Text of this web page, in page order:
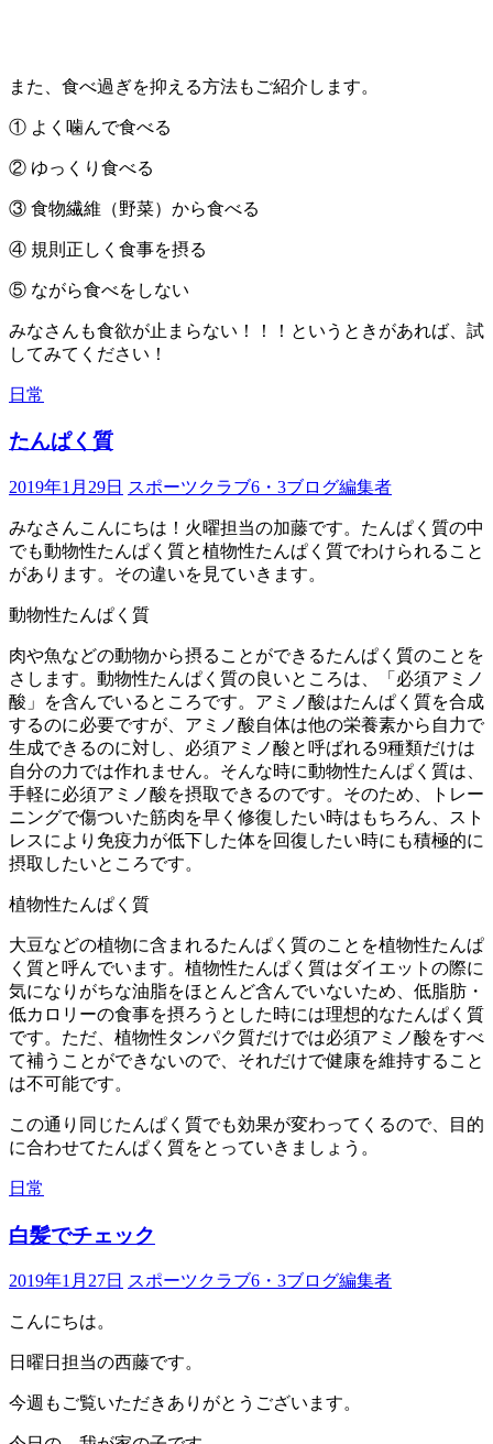
また、食べ過ぎを抑える方法もご紹介します。
① よく噛んで食べる
② ゆっくり食べる
③ 食物繊維（野菜）から食べる
④ 規則正しく食事を摂る
⑤ ながら食べをしない
みなさんも食欲が止まらない！！！というときがあれば、試
してみてください！
日常
たんぱく質
2019年1月29日 スポーツクラブ6・3ブログ編集者
みなさんこんにちは！火曜担当の加藤です。たんぱく質の中
でも動物性たんぱく質と植物性たんぱく質でわけられること
があります。その違いを見ていきます。
動物性たんぱく質
肉や魚などの動物から摂ることができるたんぱく質のことを
さします。動物性たんぱく質の良いところは、「必須アミノ
酸」を含んでいるところです。アミノ酸はたんぱく質を合成
するのに必要ですが、アミノ酸自体は他の栄養素から自力で
生成できるのに対し、必須アミノ酸と呼ばれる9種類だけは
自分の力では作れません。そんな時に動物性たんぱく質は、
手軽に必須アミノ酸を摂取できるのです。そのため、トレー
ニングで傷ついた筋肉を早く修復したい時はもちろん、スト
レスにより免疫力が低下した体を回復したい時にも積極的に
摂取したいところです。
植物性たんぱく質
大豆などの植物に含まれるたんぱく質のことを植物性たんぱ
く質と呼んでいます。植物性たんぱく質はダイエットの際に
気になりがちな油脂をほとんど含んでいないため、低脂肪・
低カロリーの食事を摂ろうとした時には理想的なたんぱく質
です。ただ、植物性タンパク質だけでは必須アミノ酸をすべ
て補うことができないので、それだけで健康を維持すること
は不可能です。
この通り同じたんぱく質でも効果が変わってくるので、目的
に合わせてたんぱく質をとっていきましょう。
日常
白髪でチェック
2019年1月27日 スポーツクラブ6・3ブログ編集者
こんにちは。
日曜日担当の西藤です。
今週もご覧いただきありがとうございます。